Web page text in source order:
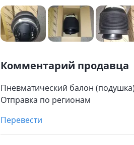
Комментарий продавца
Пневматический балон (подушка)
Отправка по регионам
Перевести